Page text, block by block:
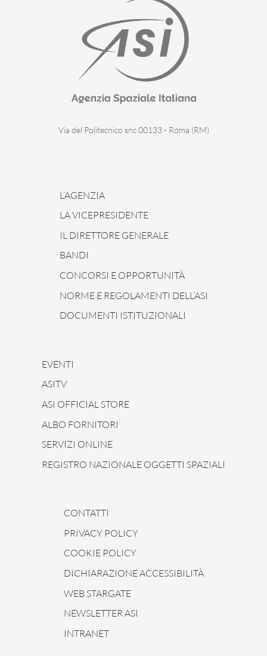
Via del Politecnico snc 00133 - Roma (RM)
L’AGENZIA
LA VICEPRESIDENTE
IL DIRETTORE GENERALE
BANDI
CONCORSI E OPPORTUNITÀ
NORME E REGOLAMENTI DELL’ASI
DOCUMENTI ISTITUZIONALI
EVENTI
ASITV
ASI OFFICIAL STORE
ALBO FORNITORI
SERVIZI ONLINE
REGISTRO NAZIONALE OGGETTI SPAZIALI
CONTATTI
PRIVACY POLICY
COOKIE POLICY
DICHIARAZIONE ACCESSIBILITÀ
WEB STARGATE
NEWSLETTER ASI
INTRANET